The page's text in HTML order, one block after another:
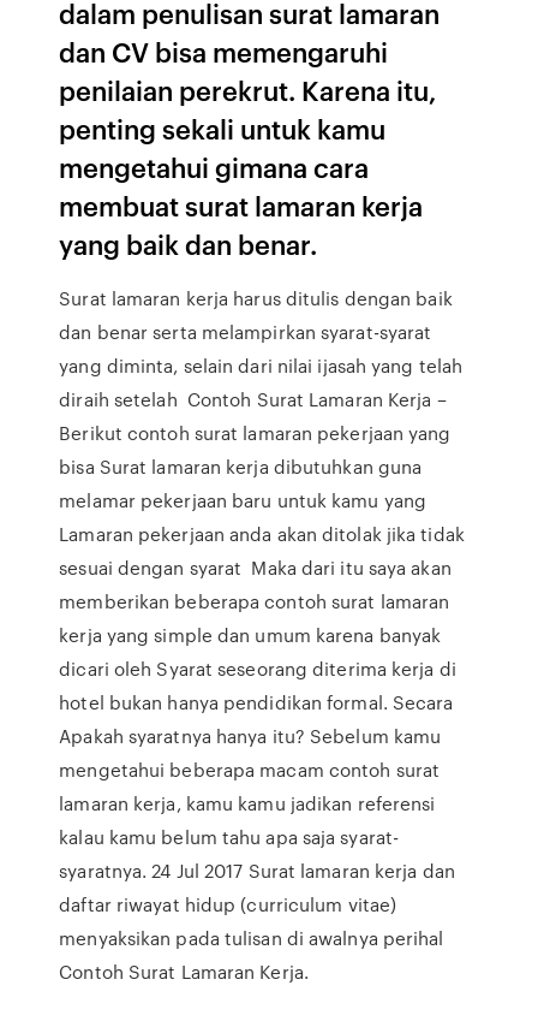
dalam penulisan surat lamaran
dan CV bisa memengaruhi
penilaian perekrut. Karena itu,
penting sekali untuk kamu
mengetahui gimana cara
membuat surat lamaran kerja
yang baik dan benar.
Surat lamaran kerja harus ditulis dengan baik
dan benar serta melampirkan syarat-syarat
yang diminta, selain dari nilai ijasah yang telah
diraih setelah Contoh Surat Lamaran Kerja –
Berikut contoh surat lamaran pekerjaan yang
bisa Surat lamaran kerja dibutuhkan guna
melamar pekerjaan baru untuk kamu yang
Lamaran pekerjaan anda akan ditolak jika tidak
sesuai dengan syarat Maka dari itu saya akan
memberikan beberapa contoh surat lamaran
kerja yang simple dan umum karena banyak
dicari oleh Syarat seseorang diterima kerja di
hotel bukan hanya pendidikan formal. Secara
Apakah syaratnya hanya itu? Sebelum kamu
mengetahui beberapa macam contoh surat
lamaran kerja, kamu kamu jadikan referensi
kalau kamu belum tahu apa saja syarat-
syaratnya. 24 Jul 2017 Surat lamaran kerja dan
daftar riwayat hidup (curriculum vitae)
menyaksikan pada tulisan di awalnya perihal
Contoh Surat Lamaran Kerja.